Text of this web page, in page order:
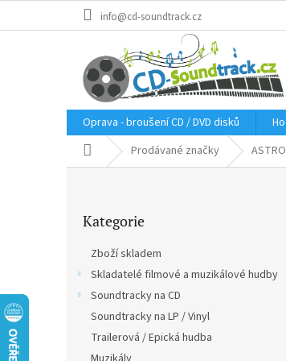
info@cd-soundtrack.cz
Oprava - broušení CD / DVD disků
Domů Prodávané značky
kategorie
Kategorie
Zboží skladem
Skladatelé filmové a muzikálové hudby
Soundtracky na CD
Soundtracky na LP / Vinyl
Trailerová / Epická hudba